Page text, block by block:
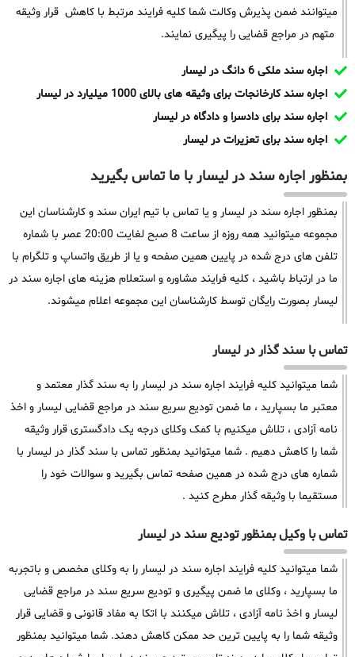
میتوانند ضمن پذیرش وکالت شما کلیه فرایند مرتبط با کاهش قرار وثیقه
متهم در مراجع قضایی را پیگیری نمایند.
اجاره سند ملکی 6 دانگ در لیسار
اجاره سند کارخانجات برای وثیقه های بالای 1000 میلیارد در لیسار
اجاره سند برای دادسرا و دادگاه در لیسار
اجاره سند برای تعزیرات در لیسار
بمنظور اجاره سند در لیسار با ما تماس بگیرید
بمنظور اجاره سند در لیسار و یا تماس با تیم ایران سند و کارشناسان این
مجموعه میتوانید همه روزه از ساعت 8 صبح لغایت 20:00 عصر با شماره
تلفن های درج شده در پایین همین صفحه و یا از طریق واتساپ و تلگرام با
ما در ارتباط باشید ، کلیه فرایند مشاوره و استعلام هزینه های اجاره سند در
لیسار بصورت رایگان توسط کارشناسان این مجموعه اعلام میشوند.
تماس با سند گذار در لیسار
شما میتوانید کلیه فرایند اجاره سند در لیسار را به سند گذار معتمد و
معتبر ما بسپارید ، ما ضمن تودیع سریع سند در مراجع قضایی لیسار و اخذ
نامه آزادی ، تلاش میکنیم با کمک وکلای درجه یک دادگستری قرار وثیقه
شما را کاهش دهیم . شما میتوانید بمنظور تماس با سند گذار در لیسار با
شماره های درج شده در همین صفحه تماس بگیرید و سوالات خود را
مستقیما با وثیقه گذار مطرح کنید .
تماس با وکیل بمنظور تودیع سند در لیسار
شما میتوانید کلیه فرایند اجاره سند در لیسار را به وکلای مخصص و باتجربه
ما بسپارید ، وکلای ما ضمن پیگیری و تودیع سریع سند در مراجع قضایی
لیسار و اخذ نامه آزادی ، تلاش میکنند با اتکا به مفاد قانونی و قضایی قرار
وثیقه شما را به پایین ترین حد ممکن کاهش دهند. شما میتوانید بمنظور